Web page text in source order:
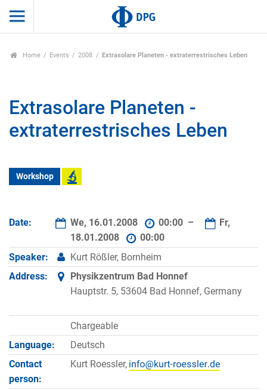
Home Events 2008 Extrasolare Planeten - extraterrestrisches Leben
Extrasolare Planeten -
extraterrestrisches Leben
Workshop
Date: We, 16.01.2008 00:00 –
Fr,
18.01.2008
00:00
Speaker:
Kurt Rößler, Bornheim
Address:
Physikzentrum Bad Honnef
Hauptstr. 5, 53604 Bad Honnef, Germany
Chargeable
Language:
Deutsch
Contact
person:
Kurt Roessler,